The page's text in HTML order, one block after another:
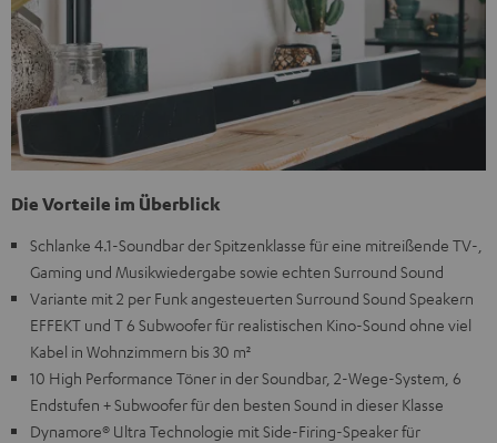
Die Vorteile im Überblick
Schlanke 4.1-Soundbar der Spitzenklasse für eine mitreißende TV-,
Gaming und Musikwiedergabe sowie echten Surround Sound
Variante mit 2 per Funk angesteuerten Surround Sound Speakern
EFFEKT und T 6 Subwoofer für realistischen Kino-Sound ohne viel
Kabel in Wohnzimmern bis 30 m²
10 High Performance Töner in der Soundbar, 2-Wege-System, 6
Endstufen + Subwoofer für den besten Sound in dieser Klasse
Dynamore® Ultra Technologie mit Side-Firing-Speaker für